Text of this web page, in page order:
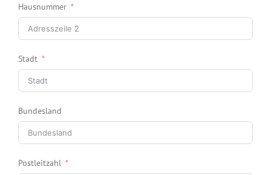
Hausnummer
Stadt
Bundesland
Postleitzahl